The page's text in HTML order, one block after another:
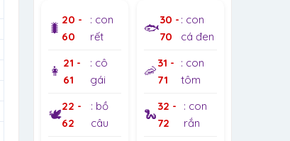
🐛
20 -
60
: con
rết
👩
21 -
61
: cô
gái
🕊️
22 -
62
: bồ
câu
🐟
30 -
70
: con
cá đen
🦐
31 -
71
: con
tôm
🐍
32 -
72
: con
rắn